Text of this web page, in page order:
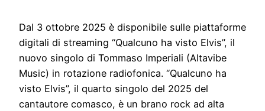
Dal 3 ottobre 2025 è disponibile sulle piattaforme
digitali di streaming “Qualcuno ha visto Elvis”, il
nuovo singolo di Tommaso Imperiali (Altavibe
Music) in rotazione radiofonica. “Qualcuno ha
visto Elvis”, il quarto singolo del 2025 del
cantautore comasco, è un brano rock ad alta